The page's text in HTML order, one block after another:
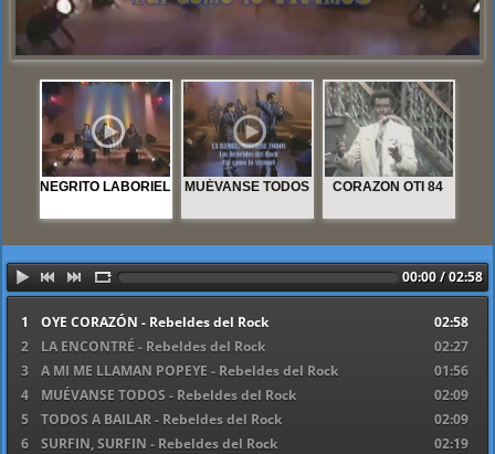
NEGRITO LABORIEL MUÉVANSE TODOS CORAZON OTI 84
00:00 / 02:58
1 02:58
OYE CORAZÓN - Rebeldes del Rock
2
02:27
LA ENCONTRÉ - Rebeldes del Rock
3
01:56
A MI ME LLAMAN POPEYE - Rebeldes del Rock
4
02:09
MUÉVANSE TODOS - Rebeldes del Rock
5
02:09
TODOS A BAILAR - Rebeldes del Rock
6
02:19
SURFIN, SURFIN - Rebeldes del Rock